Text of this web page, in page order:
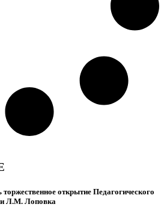
торжественное открытие Педагогического
Л.М. Лоповка